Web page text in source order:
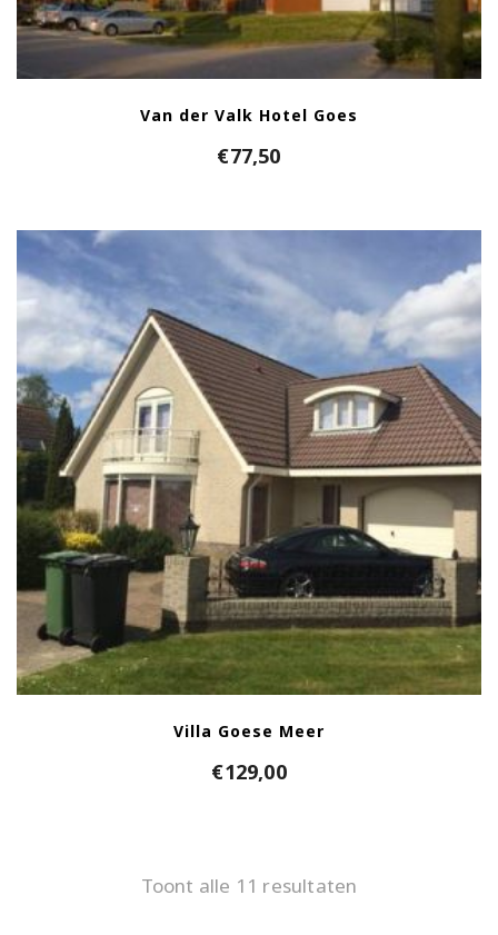
Van der Valk Hotel Goes
€77,50
Villa Goese Meer
€129,00
Toont alle 11 resultaten